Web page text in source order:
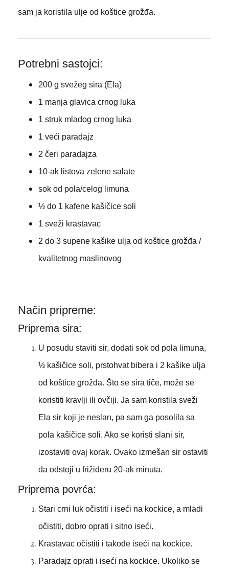
sam ja koristila ulje od koštice grožđa.
Potrebni sastojci:
200 g svežeg sira (Ela)
1 manja glavica crnog luka
1 struk mladog crnog luka
1 veći paradajz
2 čeri paradajza
10-ak listova zelene salate
sok od pola/celog limuna
½ do 1 kafene kašičice soli
1 sveži krastavac
2 do 3 supene kašike ulja od koštice grožđa /
kvalitetnog maslinovog
Način pripreme:
Priprema sira:
U posudu staviti sir, dodati sok od pola limuna,
½ kašičice soli, prstohvat bibera i 2 kašike ulja
od koštice grožđa. Što se sira tiče, može se
koristiti kravlji ili ovčiji. Ja sam koristila sveži
Ela sir koji je neslan, pa sam ga posolila sa
pola kašičice soli. Ako se koristi slani sir,
izostaviti ovaj korak. Ovako izmešan sir ostaviti
da odstoji u frižideru 20-ak minuta.
Priprema povrća:
Stari crni luk očistiti i iseći na kockice, a mladi
očistiti, dobro oprati i sitno iseći.
Krastavac očistiti i takođe iseći na kockice.
Paradajz oprati i iseći na kockice. Ukoliko se